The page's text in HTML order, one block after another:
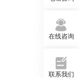
在线咨询
联系我们